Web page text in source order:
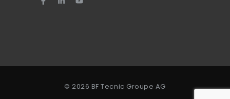
© 2026 BF Tecnic Groupe AG